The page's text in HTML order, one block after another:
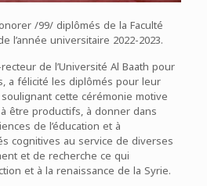
/99/ diplômés de la Faculté
l’année universitaire 2022-2023.
de l’Université Al Baath pour
a félicité les diplômés pour leur
cette cérémonie motive
être productifs, à donner dans
de l’éducation et à
cognitives au service de diverses
et de recherche ce qui
et à la renaissance de la Syrie.